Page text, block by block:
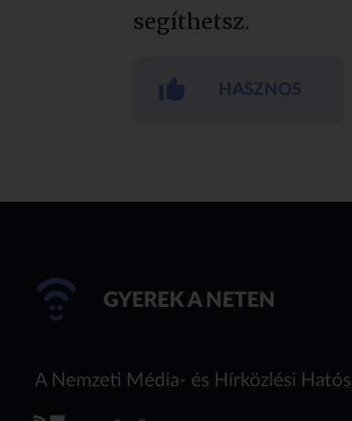
segíthetsz.
HASZNOS
GYEREK A NETEN
A Nemzeti Média- és Hírközlési